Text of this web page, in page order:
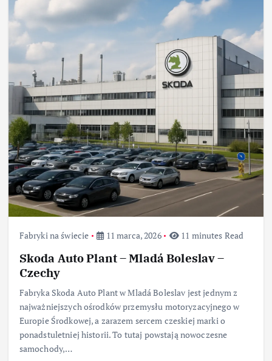
Fabryki na świecie 11 marca, 2026 11 minutes Read
Skoda Auto Plant – Mladá Boleslav –
Czechy
Fabryka Skoda Auto Plant w Mladá Boleslav jest jednym z
najważniejszych ośrodków przemysłu motoryzacyjnego w
Europie Środkowej, a zarazem sercem czeskiej marki o
ponadstuletniej historii. To tutaj powstają nowoczesne
samochody,…